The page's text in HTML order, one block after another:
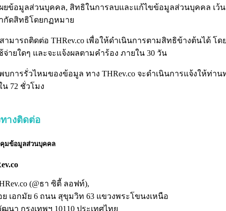
ผยข้อมูลส่วนบุคคล, สิทธิในการลบและแก้ไขข้อมูลส่วนบุคคล เว้
กัดสิทธิโดยกฏหมาย
ามารถติดต่อ THRev.co เพื่อให้ดำเนินการตามสิทธิข้างต้นได้ โด
จ่ายใดๆ และจะแจ้งผลตามคำร้อง ภายใน 30 วัน
บการรั่วไหมของข้อมูล ทาง THRev.co จะดำเนินการแจ้งให้ท่าน
น 72 ชั่วโมง
างติดต่อ
มข้อมูลส่วนบุคคล
(@ธา ซิตี้ ลอฟท์),
ย เอกมัย 6 ถนน สุขุมวิท 63 แขวงพระโขนงเหนือ
ฒนา กรุงเทพฯ 10110 ประเทศไทย